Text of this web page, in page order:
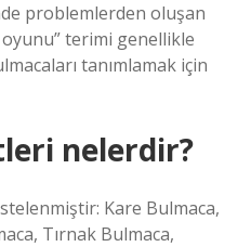
problemlerden oluşan
terimi genellikle
tanımlamak için
nelerdir?
Kare Bulmaca,
Tırnak Bulmaca,